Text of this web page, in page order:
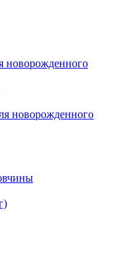
новорожденного
новорожденного